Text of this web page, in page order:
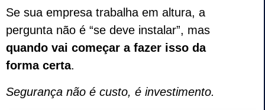
Se sua empresa trabalha em altura, a
pergunta não é “se deve instalar”, mas
quando vai começar a fazer isso da
forma certa.
Segurança não é custo, é investimento.